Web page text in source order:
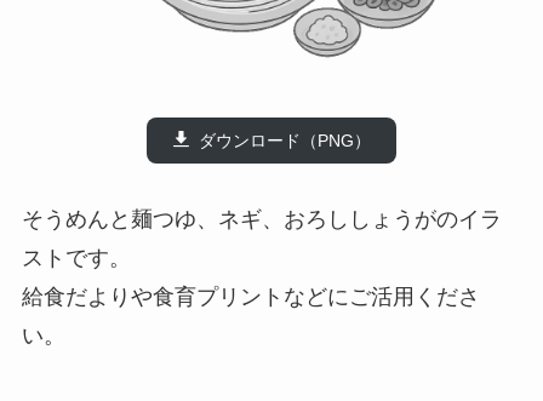
ダウンロード（PNG）
そうめんと麺つゆ、ネギ、おろししょうがのイラ
ストです。
給食だよりや食育プリントなどにご活用くださ
い。